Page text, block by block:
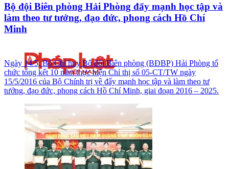
Bộ đội Biên phòng Hải Phòng đẩy mạnh học tập và
làm theo tư tưởng, đạo đức, phong cách Hồ Chí
Minh
Ngày 14/5, Bộ Chỉ huy Bộ đội Biên phòng (BĐBP) Hải Phòng tổ
chức tổng kết 10 năm thực hiện Chỉ thị số 05-CT/TW ngày
15/5/2016 của Bộ Chính trị về đẩy mạnh học tập và làm theo tư
tưởng, đạo đức, phong cách Hồ Chí Minh, giai đoạn 2016 – 2025.